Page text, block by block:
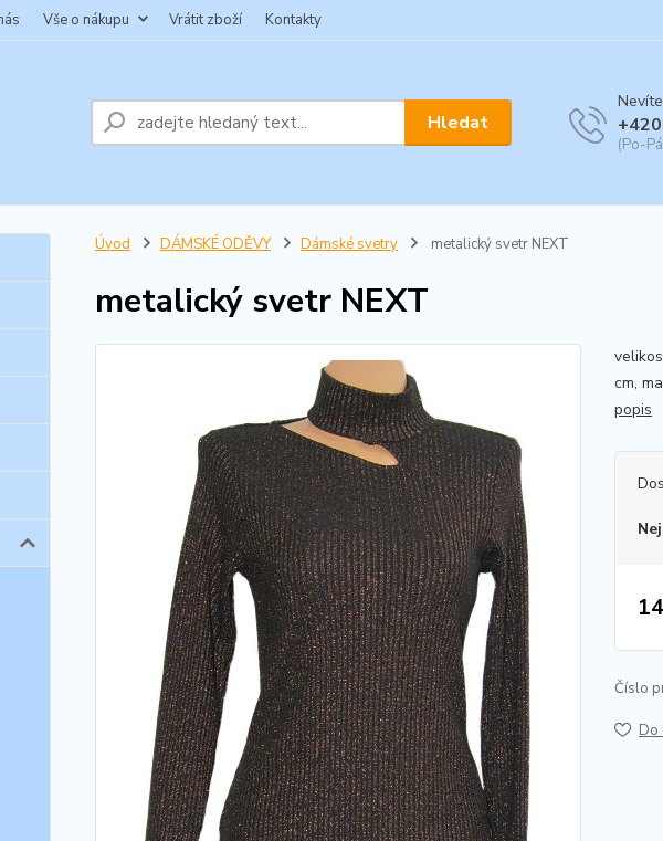
Vše o nákupu Vrátit zboží Kontakty
Hledat
(Po-
Úvod DÁMSKÉ ODĚVY Dámské svetry metalický svetr NEXT
metalický svetr NEXT
cm,
popis
Číslo
Do